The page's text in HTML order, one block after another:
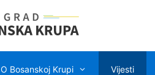
O Bosanskoj Krupi Vijesti